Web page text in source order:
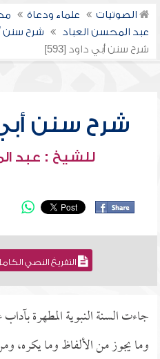
الصوتيات علماء ودعاة
عبد المحسن العباد
شرح سنن
شرح سنن أبي داود [593]
شرح سنن أبي
للشيخ : عبد
التفريغ النصي
جاءت السنة النبوية المطهرة
وما يجوز من الألفاظ وما يكره،